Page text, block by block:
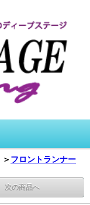
＞ フロントランナー
次の商品へ